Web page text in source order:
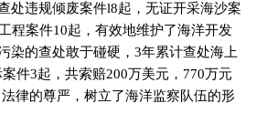
处违规倾废案件l8起，无证开采海沙案
程案件10起，有效地维护了海洋开发
染的查处敢于碰硬， 3年累计查处海上
案件3起，共索赔200万美元， 770万元
法律的尊严，树立了海洋监察队伍的形